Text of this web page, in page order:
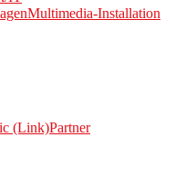
Multimedia-Installation
Partner
(Link)